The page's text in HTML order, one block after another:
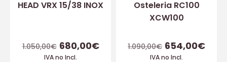
HEAD VRX 15/38 INOX
1.050,00€ 680,00€
IVA no Incl.
Osteleria RC100
XCW100
1.090,00€ 654,00€
IVA no Incl.